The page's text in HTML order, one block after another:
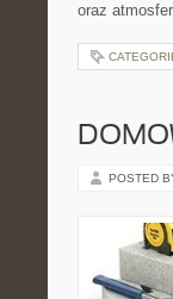
oraz
POSTED